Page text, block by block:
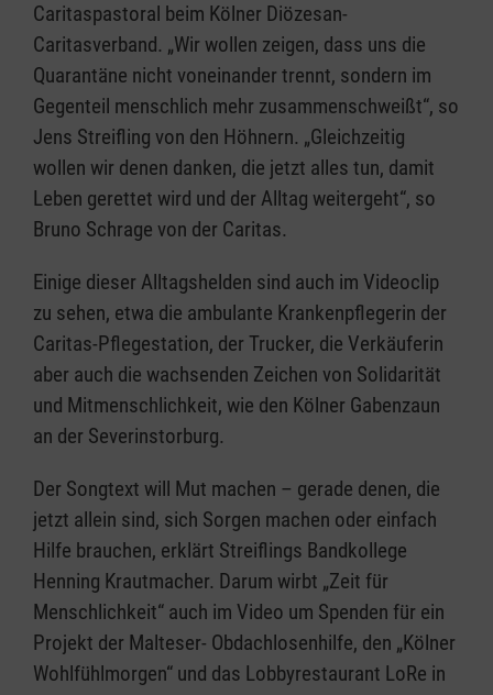
Caritaspastoral beim Kölner Diözesan-
Caritasverband. „Wir wollen zeigen, dass uns die
Quarantäne nicht voneinander trennt, sondern im
Gegenteil menschlich mehr zusammenschweißt“, so
Jens Streifling von den Höhnern. „Gleichzeitig
wollen wir denen danken, die jetzt alles tun, damit
Leben gerettet wird und der Alltag weitergeht“, so
Bruno Schrage von der Caritas.
Einige dieser Alltagshelden sind auch im Videoclip
zu sehen, etwa die ambulante Krankenpflegerin der
Caritas-Pflegestation, der Trucker, die Verkäuferin
aber auch die wachsenden Zeichen von Solidarität
und Mitmenschlichkeit, wie den Kölner Gabenzaun
an der Severinstorburg.
Der Songtext will Mut machen – gerade denen, die
jetzt allein sind, sich Sorgen machen oder einfach
Hilfe brauchen, erklärt Streiflings Bandkollege
Henning Krautmacher. Darum wirbt „Zeit für
Menschlichkeit“ auch im Video um Spenden für ein
Projekt der Malteser- Obdachlosenhilfe, den „Kölner
Wohlfühlmorgen“ und das Lobbyrestaurant LoRe in